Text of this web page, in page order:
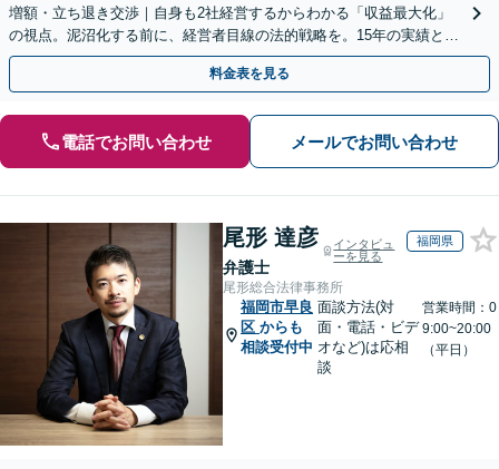
増額・立ち退き交渉｜自身も2社経営するからわかる「収益最大化」
の視点。泥沼化する前に、経営者目線の法的戦略を。15年の実績と専
門チームで正当な権利を守ります【顧問先企業60社超】
料金表を見る
電話でお問い合わせ メールでお問い合わせ
尾形 達彦
弁護士
インタビュ
ーを見る
福岡県
尾形総合法律事務所
福岡市早良
区 からも
相談受付中
面談方法(対
面・電話・ビデ
オなど)は応相
談
営業時間：0
9:00~20:00
（平日）